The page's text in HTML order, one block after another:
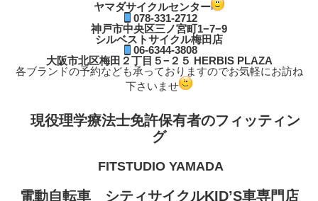
ヤマダサイクルセンター
078-331-2712
神戸市中央区三ノ宮町1−7−9
シルベストサイクル梅田店
06-6344-3808
大阪市北区梅田２丁目５−２５ HERBIS PLAZA
各ブランドの予約なども承っておりますのでお気軽にお訪ね
下さいませ
現役理学療法士免許保有者のフィッティン
グ
FITSTUDIO YAMADA
電動自転車 シティサイクルKID’S車専門店